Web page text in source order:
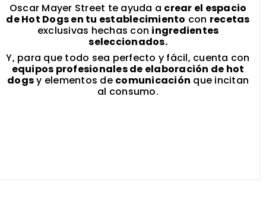
Oscar Mayer Street te ayuda a crear el espacio
de Hot Dogs en tu establecimiento con recetas
exclusivas hechas con ingredientes
seleccionados.
Y, para que todo sea perfecto y fácil, cuenta con
equipos profesionales de elaboración de hot
dogsy elementos de comunicación que incitan
al consumo.